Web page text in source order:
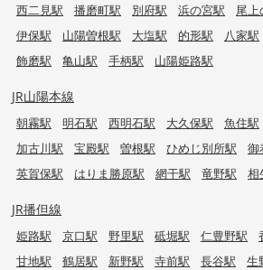
西二見駅
播磨町駅 別府駅 浜の宮駅 尾上
伊保駅
山陽曽根駅 大塩駅 的形駅 八家駅
飾磨駅
亀山駅 手柄駅 山陽姫路駅
JR山陽本線
朝霧駅 明石駅 西明石駅 大久保駅 魚住駅
加古川駅
宝殿駅 曽根駅 ひめじ別所駅 御
英賀保駅
はりま勝原駅 網干駅 竜野駅 相
JR播但線
姫路駅 京口駅 野里駅 砥堀駅 仁豊野駅
甘地駅
鶴居駅 新野駅 寺前駅 長谷駅 生